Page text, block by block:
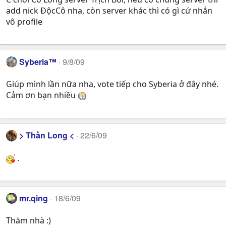
add nick ĐộcCô nha, còn server khác thì có gì cứ nhắn
vô profile
Syberia™ 9/8/09
Giúp mình lần nữa nha, vote tiếp cho Syberia ở đây nhé.
Cảm ơn bạn nhiều
> Thần Long < 22/6/09
.
mr.qing 18/6/09
Thăm nhà :)